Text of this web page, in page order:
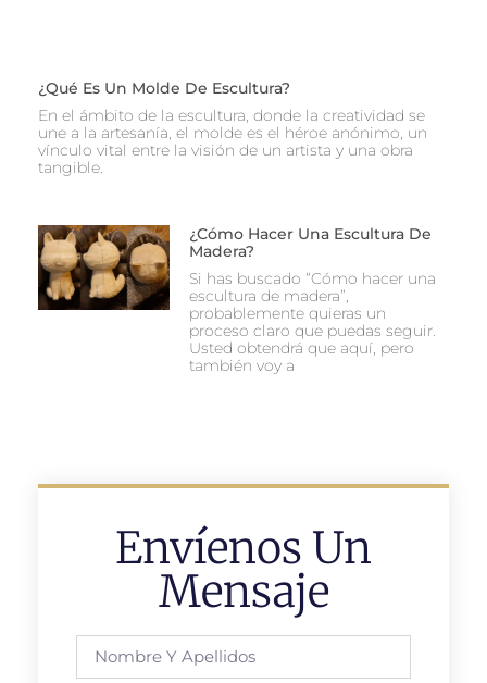
¿Qué Es Un Molde De Escultura?
En el ámbito de la escultura, donde la creatividad se
une a la artesanía, el molde es el héroe anónimo, un
vínculo vital entre la visión de un artista y una obra
tangible.
¿Cómo Hacer Una Escultura De
Madera?
Si has buscado “Cómo hacer una
escultura de madera”,
probablemente quieras un
proceso claro que puedas seguir.
Usted obtendrá que aquí, pero
también voy a
Envíenos Un
Mensaje